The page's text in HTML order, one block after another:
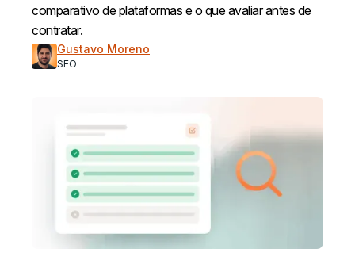
comparativo de plataformas e o que avaliar antes de
contratar.
Gustavo Moreno
SEO